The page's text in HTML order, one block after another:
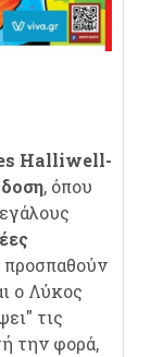
Halliwell-
, όπου
προσπαθούν
ο Λύκος
τις
την φορά,